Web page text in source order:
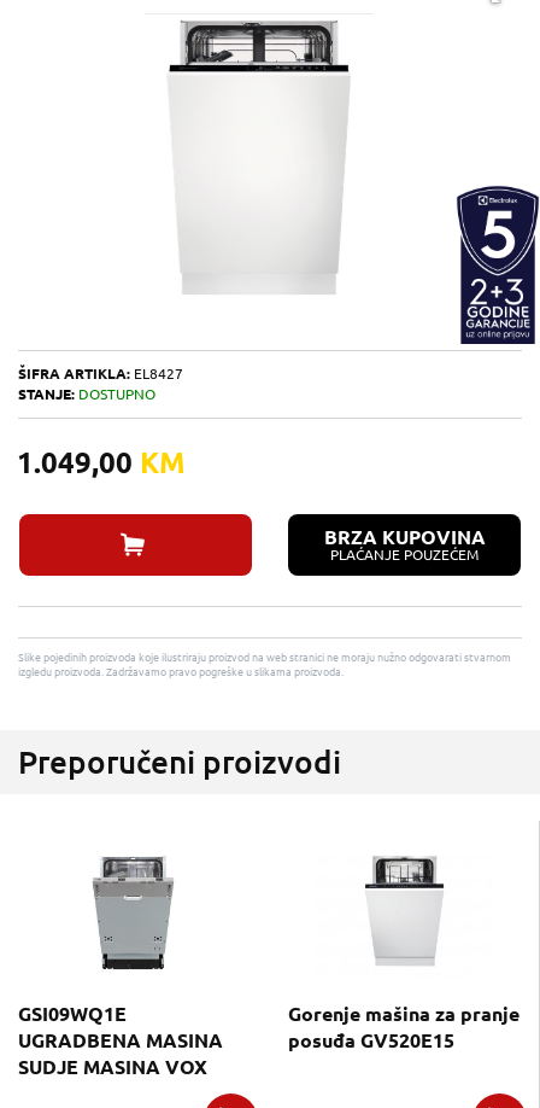
ŠIFRA ARTIKLA: EL8427
STANJE: DOSTUPNO
1.049,00 KM
BRZA KUPOVINA
PLAĆANJE POUZEĆEM
Slike pojedinih proizvoda koje ilustriraju proizvod na web stranici ne moraju nužno odgovarati stvarnom
izgledu proizvoda. Zadržavamo pravo pogreške u slikama proizvoda.
Preporučeni proizvodi
GSI09WQ1E
UGRADBENA MASINA
SUDJE MASINA VOX
Gorenje mašina za pranje
posuđa GV520E15